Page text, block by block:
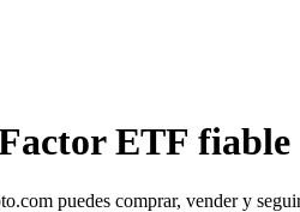
ETF fiable
puedes comprar, vender y